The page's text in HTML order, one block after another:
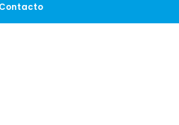
Contacto